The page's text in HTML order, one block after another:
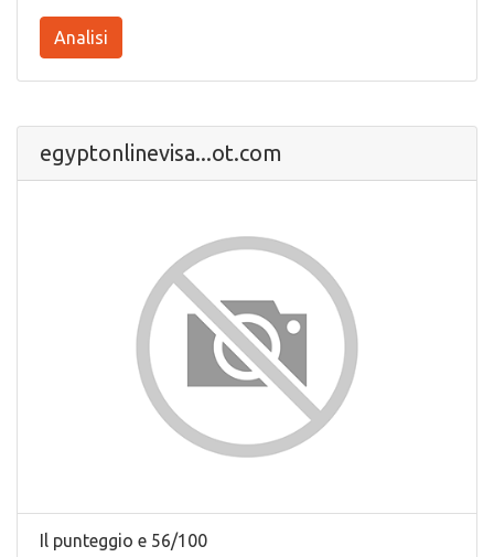
Analisi
egyptonlinevisa...ot.com
Il punteggio e 56/100